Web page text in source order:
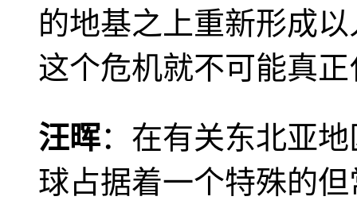
的地基之上重新形成
这个危机就不可能真
汪晖：在有关东北亚
球占据着一个特殊的